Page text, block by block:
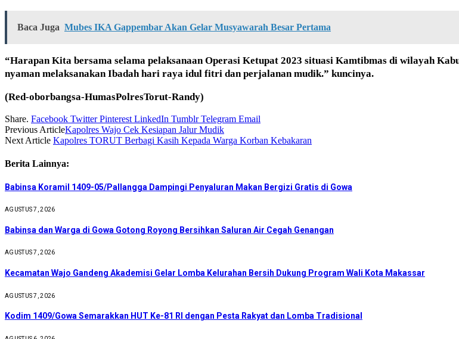
Baca Juga Mubes IKA Gappembar Akan Gelar Musyawarah Besar Pertama
“Harapan Kita bersama selama pelaksanaan Operasi Ketupat 2023 situasi Kamtibmas di wilayah
nyaman melaksanakan Ibadah hari raya idul fitri dan perjalanan mudik.” kuncinya.
(Red-oborbangsa-HumasPolresTorut-Randy)
Share. Facebook Twitter Pinterest LinkedIn Tumblr Telegram Email
Previous ArticleKapolres Wajo Cek Kesiapan Jalur Mudik
Next Article Kapolres TORUT Berbagi Kasih Kepada Warga Korban Kebakaran
Berita Lainnya:
Babinsa Koramil 1409-05/Pallangga Dampingi Penyaluran Makan Bergizi Gratis di Gowa
AGUSTUS 7, 2026
Babinsa dan Warga di Gowa Gotong Royong Bersihkan Saluran Air Cegah Genangan
AGUSTUS 7, 2026
Kecamatan Wajo Gandeng Akademisi Gelar Lomba Kelurahan Bersih Dukung Program Wali Kota Makassar
AGUSTUS 7, 2026
Kodim 1409/Gowa Semarakkan HUT Ke-81 RI dengan Pesta Rakyat dan Lomba Tradisional